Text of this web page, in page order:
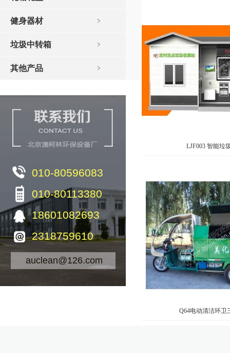
健身器材
垃圾中转箱
其他产品
010-80596083
010-80113380
18601082693
2318759610
auclean@126.com
LJF003 智能垃
Q64电动清洁环卫